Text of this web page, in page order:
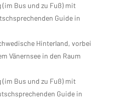
Bus und zu Fuß) mit
Guide in
Hinterland, vorbei
Vänernsee in den Raum
Bus und zu Fuß) mit
Guide in